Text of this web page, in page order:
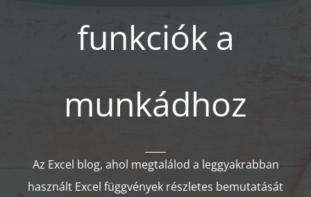
funkciók a
munkádhoz
Az Excel blog, ahol megtalálod a leggyakrabban
használt Excel függvények részletes bemutatását